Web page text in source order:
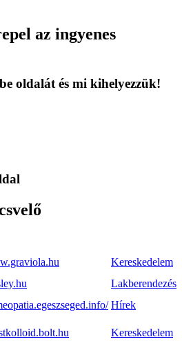
az ingyenes
oldalát és mi kihelyezzük!
Kereskedelem
Lakberendezés
Hírek
Kereskedelem